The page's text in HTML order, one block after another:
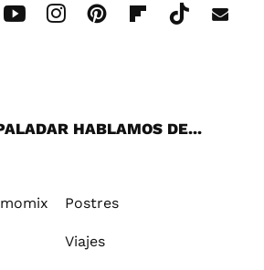
HABLAMOS DE...
Postres
Viajes